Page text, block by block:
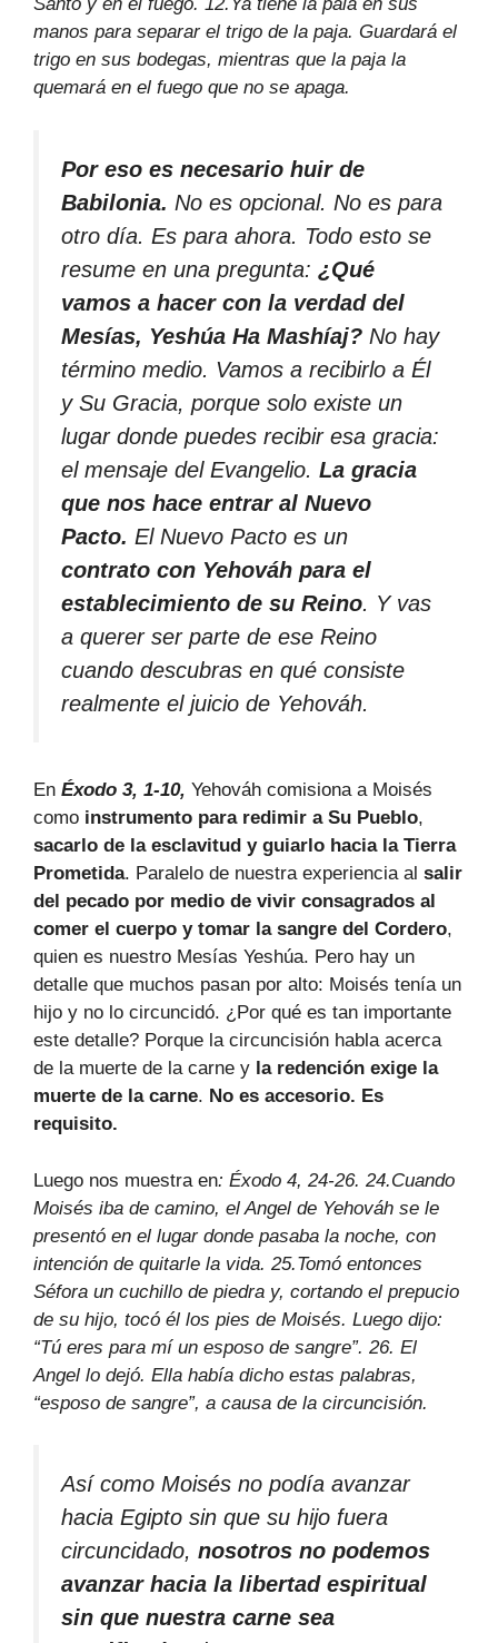
manos para separar el trigo de la paja. Guardará el
trigo en sus bodegas, mientras que la paja la
quemará en el fuego que no se apaga.
Por eso es necesario huir de
Babilonia. No es opcional. No es para
otro día. Es para ahora. Todo esto se
resume en una pregunta: ¿Qué
vamos a hacer con la verdad del
Mesías, Yeshúa Ha Mashíaj? No hay
término medio. Vamos a recibirlo a Él
y Su Gracia, porque solo existe un
lugar donde puedes recibir esa gracia:
el mensaje del Evangelio. La gracia
que nos hace entrar al Nuevo
Pacto. El Nuevo Pacto es un
contrato con Yehováh para el
establecimiento de su Reino. Y vas
a querer ser parte de ese Reino
cuando descubras en qué consiste
realmente el juicio de Yehováh.
En Éxodo 3, 1-10, Yehováh comisiona a Moisés
como instrumento para redimir a Su Pueblo,
sacarlo de la esclavitud y guiarlo hacia la Tierra
Prometida. Paralelo de nuestra experiencia al salir
del pecado por medio de vivir consagrados al
comer el cuerpo y tomar la sangre del Cordero,
quien es nuestro Mesías Yeshúa. Pero hay un
detalle que muchos pasan por alto: Moisés tenía un
hijo y no lo circuncidó. ¿Por qué es tan importante
este detalle? Porque la circuncisión habla acerca
de la muerte de la carne y la redención exige la
muerte de la carne. No es accesorio. Es
requisito.
Luego nos muestra en: Éxodo 4, 24-26. 24.Cuando
Moisés iba de camino, el Angel de Yehováh se le
presentó en el lugar donde pasaba la noche, con
intención de quitarle la vida. 25.Tomó entonces
Séfora un cuchillo de piedra y, cortando el prepucio
de su hijo, tocó él los pies de Moisés. Luego dijo:
“Tú eres para mí un esposo de sangre”. 26. El
Angel lo dejó. Ella había dicho estas palabras,
“esposo de sangre”, a causa de la circuncisión.
Así como Moisés no podía avanzar
hacia Egipto sin que su hijo fuera
circuncidado, nosotros no podemos
avanzar hacia la libertad espiritual
sin que nuestra carne sea